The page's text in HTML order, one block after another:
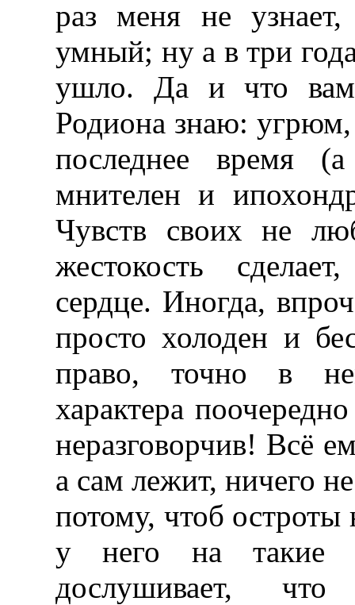
раз меня не
умный; ну а в три
ушло. Да и что вам
Родиона знаю:
последнее время
мнителен и
Чувств своих не
жестокость
сердце. Иногда,
просто холоден и
право, точно в
характера
неразговорчив! Всё
а сам лежит, ничего
потому, чтоб остроты
у него на такие
дослушивает,